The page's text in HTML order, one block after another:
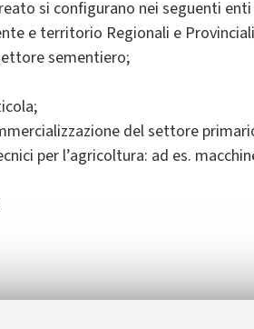
si configurano nei seguenti
e territorio Regionali e
sementiero;
del settore
per l’agricoltura: ad es.